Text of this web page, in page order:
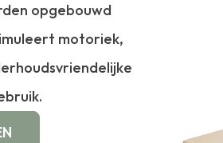
opgebouwd
motoriek,